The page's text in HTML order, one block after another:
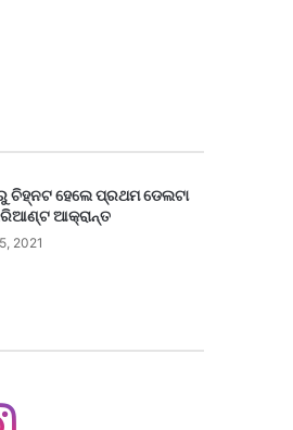
ଚିହ୍ନଟ ହେଲେ ପ୍ରଥମ ଡେଲଟା
ଆକ୍ରାନ୍ତ
2021